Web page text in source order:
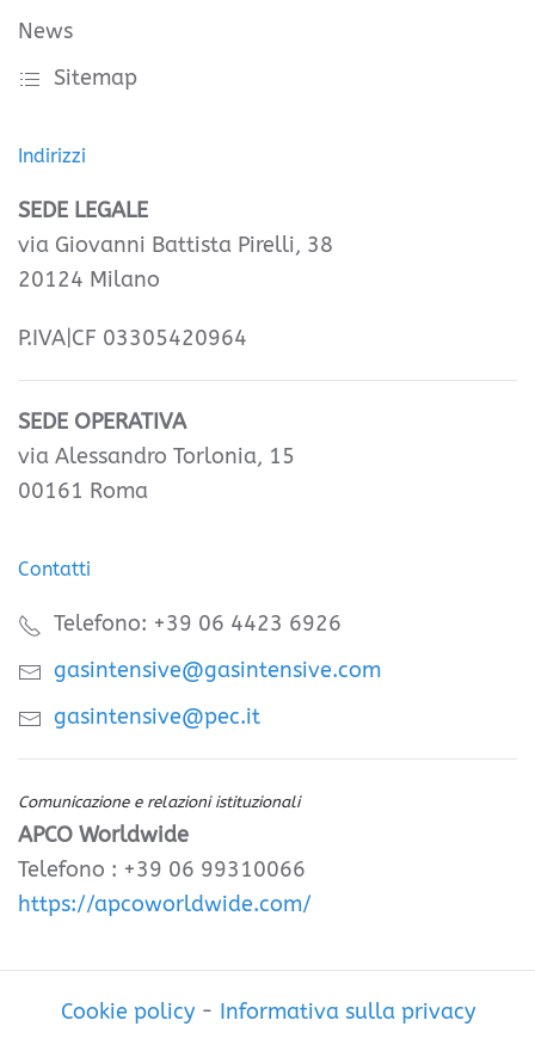
News
Sitemap
Indirizzi
SEDE LEGALE
via Giovanni Battista Pirelli, 38
20124 Milano
P.IVA|CF 03305420964
SEDE OPERATIVA
via Alessandro Torlonia, 15
00161 Roma
Contatti
Telefono: +39 06 4423 6926
gasintensive@gasintensive.com
gasintensive@pec.it
Comunicazione e relazioni istituzionali
APCO Worldwide
Telefono : +39 06 99310066
https://apcoworldwide.com/
Cookie policy- Informativa sulla privacy